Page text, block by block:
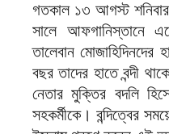
গতকাল ১৩ আগস্ট
সালে আফগানিস্তানে
তালেবান
বছর তাদের হাতে বন্দী
নেতার মুক্তির বদলি
সহকর্মীকে। বন্দিত্বের